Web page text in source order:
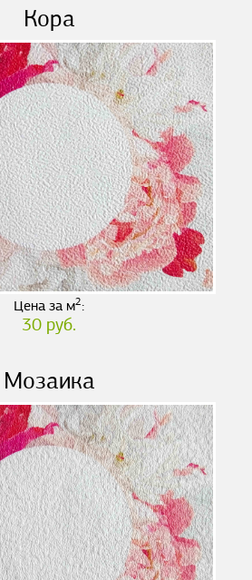
Кора
Цена за м2:
30 руб.
Мозаика